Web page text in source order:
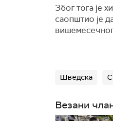
Због тога је
саопштио је
Шведска
Везани